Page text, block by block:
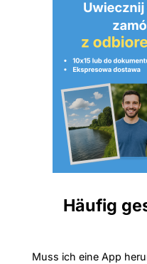
Häufig
Muss ich eine App